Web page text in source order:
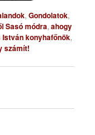
,Gondolatok,
Sasó módra,ahogy
István konyhafőnök,
számít!